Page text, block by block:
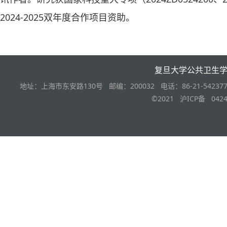
2024-2025双年度合作项目资助。
复旦大学公共卫生
地址：上海市东安路130号 邮编：200032 电话：86-21-
©2021 沪ICP备